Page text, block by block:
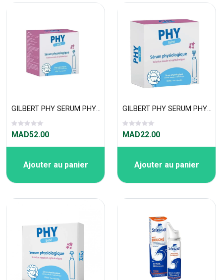
GILBERT PHY SERUM PHYSIOLOGIQUE 30X5ML
MAD52.00
Ajouter au panier
GILBERT PHY SERUM PHYSIOLOGIQUE 10X5ML
MAD22.00
Ajouter au panier